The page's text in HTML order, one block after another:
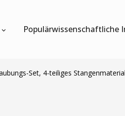
Populärwissenschaftliche
Set, 4-teiliges